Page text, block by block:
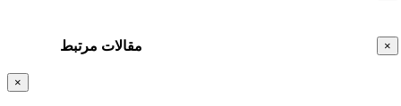
× مقالات مرتبط
×